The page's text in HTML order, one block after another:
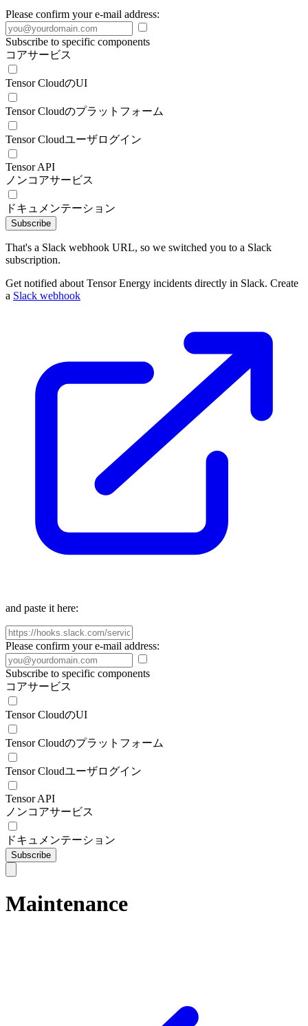
Please confirm your e-mail address:
Subscribe to specific components
コアサービス
Tensor CloudのUI
Tensor Cloudのプラットフォーム
Tensor Cloudユーザログイン
Tensor API
ノンコアサービス
ドキュメンテーション
Subscribe
That's a Slack webhook URL, so we switched you to a Slack
subscription.
Get notified about Tensor Energy incidents directly in Slack. Create
a Slack webhook
and paste it here:
Please confirm your e-mail address:
Subscribe to specific components
コアサービス
Tensor CloudのUI
Tensor Cloudのプラットフォーム
Tensor Cloudユーザログイン
Tensor API
ノンコアサービス
ドキュメンテーション
Subscribe
Maintenance